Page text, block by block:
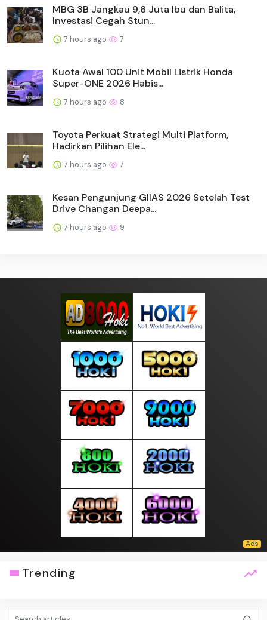
MBG 3B Jangkau 9,6 Juta Ibu dan Balita,
Investasi Cegah Stun...
7 hours ago 7
Kuota Awal 100 Unit Mobil Listrik Honda
Super-ONE 2026 Habis...
7 hours ago 8
Toyota Perkuat Strategi Multi Platform,
Hadirkan Pilihan Ele...
7 hours ago 7
Kesan Pengunjung GIIAS 2026 Setelah Test
Drive Changan Deepa...
7 hours ago 9
Trending